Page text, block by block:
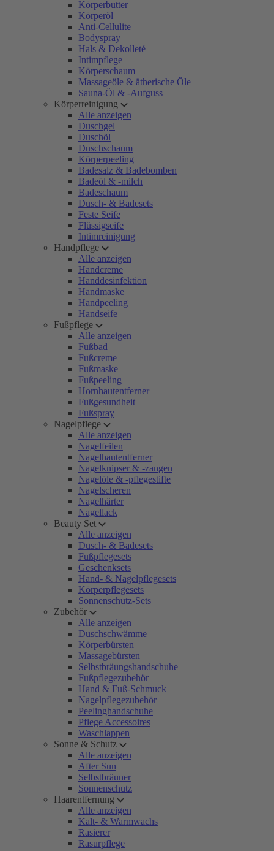
Körperbutter
Körperöl
Anti-Cellulite
Bodyspray
Hals & Dekolleté
Intimpflege
Körperschaum
Massageöle & ätherische Öle
Sauna-Öl & -Aufguss
Körperreinigung
Alle anzeigen
Duschgel
Duschöl
Duschschaum
Körperpeeling
Badesalz & Badebomben
Badeöl & -milch
Badeschaum
Dusch- & Badesets
Feste Seife
Flüssigseife
Intimreinigung
Handpflege
Alle anzeigen
Handcreme
Handdesinfektion
Handmaske
Handpeeling
Handseife
Fußpflege
Alle anzeigen
Fußbad
Fußcreme
Fußmaske
Fußpeeling
Hornhautentferner
Fußgesundheit
Fußspray
Nagelpflege
Alle anzeigen
Nagelfeilen
Nagelhautentferner
Nagelknipser & -zangen
Nagelöle & -pflegestifte
Nagelscheren
Nagelhärter
Nagellack
Beauty Set
Alle anzeigen
Dusch- & Badesets
Fußpflegesets
Geschenksets
Hand- & Nagelpflegesets
Körperpflegesets
Sonnenschutz-Sets
Zubehör
Alle anzeigen
Duschschwämme
Körperbürsten
Massagebürsten
Selbstbräungshandschuhe
Fußpflegezubehör
Hand & Fuß-Schmuck
Nagelpflegezubehör
Peelinghandschuhe
Pflege Accessoires
Waschlappen
Sonne & Schutz
Alle anzeigen
After Sun
Selbstbräuner
Sonnenschutz
Haarentfernung
Alle anzeigen
Kalt- & Warmwachs
Rasierer
Rasurpflege